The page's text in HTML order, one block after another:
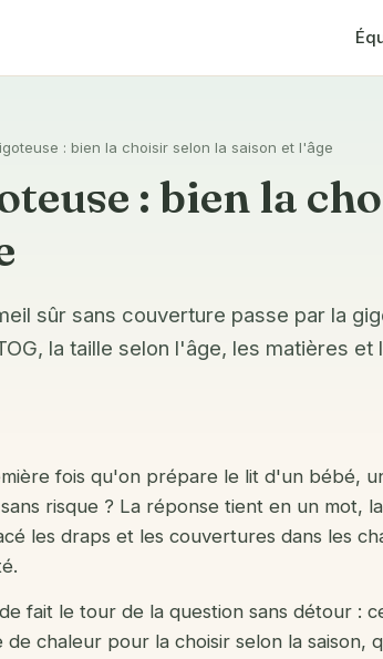
: bien la choisir selon la saison et l'âge
: bien la
sûr sans couverture passe par la
la taille selon l'âge, les matières et
fois qu'on prépare le lit d'un bébé,
risque ? La réponse tient en un mot,
les draps et les couvertures dans les
fait le tour de la question sans détour :
de chaleur pour la choisir selon la